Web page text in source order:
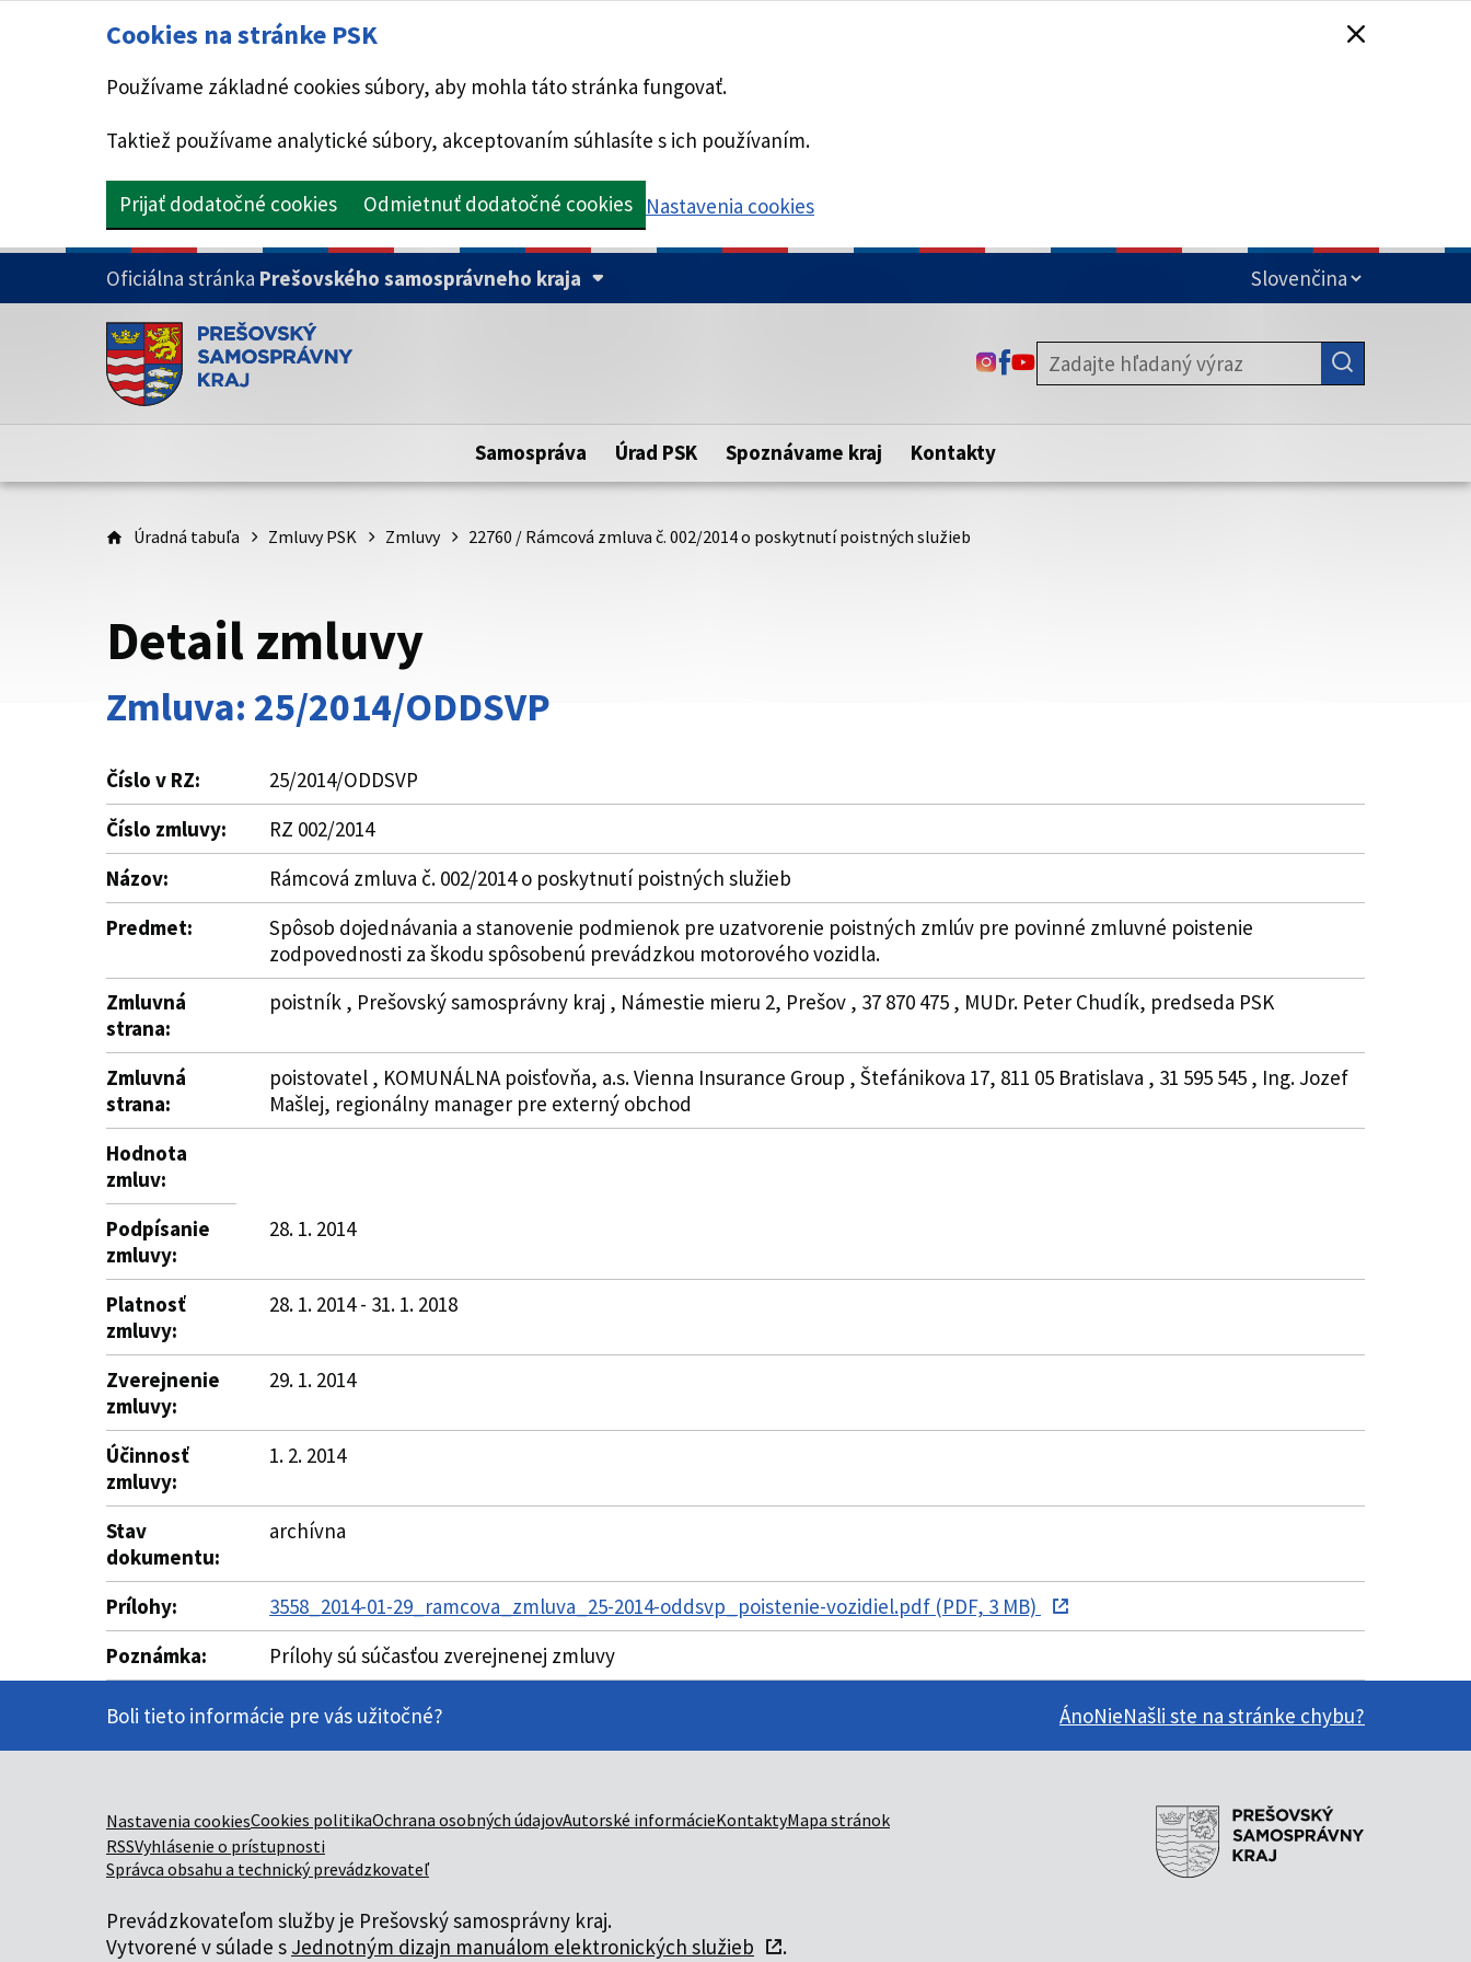
Cookies na stránke PSK
Používame základné cookies súbory, aby mohla táto stránka fungovať.
Taktiež používame analytické súbory, akceptovaním súhlasíte s ich používaním.
Prijať dodatočné cookies Odmietnuť dodatočné cookies Nastavenia cookies
PRESKOČIŤ NA HLAVNÝ OBSAH
Oficiálna stránka Prešovského samosprávneho kraja
Doména psk.sk je oficiálna
Toto je oficiálna webová stránka Prešovského samosprávneho kraja.
Táto stránka je zabezpečená
zabezpečenú webovú stránku. Zabezpečená stránka vždy začína
https:// pred názvom domény webového sídla.
ODKAZ SA OTVORÍ NA NOVEJ KARTE
ODKAZ SA OTVORÍ NA NOVEJ KARTE
ODKAZ SA OTVORÍ NA NOVEJ KARTE
Samospráva Úrad PSK Spoznávame kraj Kontakty
Úradná tabuľa Zmluvy PSK Zmluvy 22760 / Rámcová zmluva č. 002/2014 o poskytnutí poistných služieb
Detail zmluvy
Zmluva: 25/2014/ODDSVP
Číslo v RZ:
25/2014/ODDSVP
Číslo zmluvy:
RZ 002/2014
Názov:
Rámcová zmluva č. 002/2014 o poskytnutí poistných služieb
Predmet:
Spôsob dojednávania a stanovenie podmienok pre uzatvorenie poistných zmlúv pre povinné zmluvné poistenie
zodpovednosti za škodu spôsobenú prevádzkou motorového vozidla.
Zmluvná
strana:
poistník , Prešovský samosprávny kraj , Námestie mieru 2, Prešov , 37 870 475 , MUDr. Peter Chudík, predseda PSK
Zmluvná
strana:
poistovatel , KOMUNÁLNA poisťovňa, a.s. Vienna Insurance Group , Štefánikova 17, 811 05 Bratislava , 31 595 545 , Ing. Jozef
Mašlej, regionálny manager pre externý obchod
Hodnota
zmluv:
Podpísanie
zmluvy:
28. 1. 2014
Platnosť
zmluvy:
28. 1. 2014 - 31. 1. 2018
Zverejnenie
zmluvy:
29. 1. 2014
Účinnosť
zmluvy:
1. 2. 2014
Stav
dokumentu:
archívna
Prílohy:
3558_2014-01-29_ramcova_zmluva_25-2014-oddsvp_poistenie-vozidiel.pdf (PDF, 3 MB)
Poznámka:
Prílohy sú súčasťou zverejnenej zmluvy
Boli tieto informácie pre vás užitočné? ÁnoNieNašli ste na stránke chybu?
Nastavenia cookiesCookies politikaOchrana osobných údajovAutorské informácieKontaktyMapa stránok
RSSVyhlásenie o prístupnosti
Správca obsahu a technický prevádzkovateľ
Prevádzkovateľom služby je Prešovský samosprávny kraj.
Vytvorené v súlade s Jednotným dizajn manuálom elektronických služieb .